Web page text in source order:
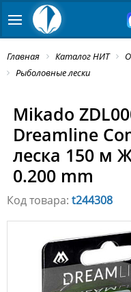
Главная Каталог НИТ
Рыболовные лески
Mikado
Dreamline
леска 150 м
0.200 mm
Код товара: t244308